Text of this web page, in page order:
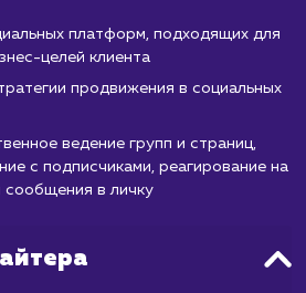
нескольких месяцев до
помнить, что
в зависимости от
целевой
платформы.
влиятельного